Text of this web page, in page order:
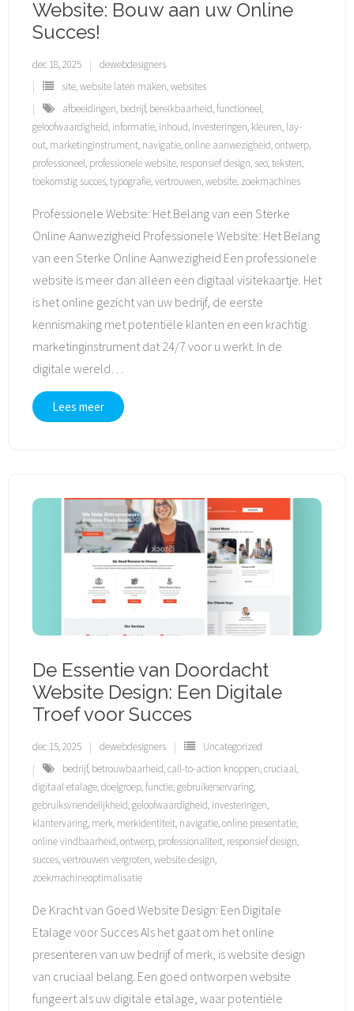
Website: Bouw aan uw Online
Succes!
dec 18, 2025
dewebdesigners
site,website laten maken,websites
afbeeldingen, bedrijf, bereikbaarheid,functioneel,
geloofwaardigheid, informatie, inhoud, investeringen, kleuren, lay-
out, marketinginstrument, navigatie,online aanwezigheid,ontwerp,
professioneel, professionele website, responsief design, seo,teksten,
toekomstig succes,typografie,vertrouwen,website, zoekmachines
Professionele Website: Het Belang van een Sterke
Online Aanwezigheid Professionele Website: Het Belang
van een Sterke Online Aanwezigheid Een professionele
website is meer dan alleen een digitaal visitekaartje. Het
is het online gezicht van uw bedrijf, de eerste
kennismaking met potentiële klanten en een krachtig
marketinginstrument dat 24/7 voor u werkt. In de
digitale wereld
Lees meer
De Essentie van Doordacht
Website Design: Een Digitale
Troef voor Succes
dec 15, 2025 dewebdesigners
Uncategorized
bedrijf, betrouwbaarheid,call-to-action knoppen,cruciaal,
digitaal etalage,doelgroep,functie,gebruikerservaring,
gebruiksvriendelijkheid,geloofwaardigheid, investeringen,
klantervaring, merk, merkidentiteit, navigatie,online presentatie,
online vindbaarheid,ontwerp, professionaliteit, responsief design,
succes,vertrouwen vergroten,website design,
zoekmachineoptimalisatie
De Kracht van Goed Website Design: Een Digitale
Etalage voor Succes Als het gaat om het online
presenteren van uw bedrijf of merk, is website design
van cruciaal belang. Een goed ontworpen website
fungeert als uw digitale etalage, waar potentiële